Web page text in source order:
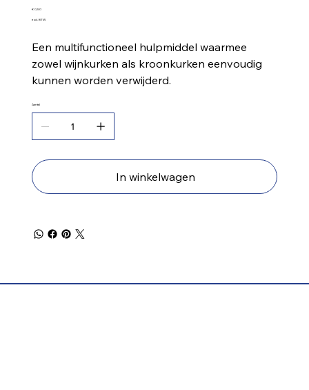
Prijs
€ 0,50
excl. BTW
Een multifunctioneel hulpmiddel waarmee
zowel wijnkurken als kroonkurken eenvoudig
kunnen worden verwijderd.
Aantal
In winkelwagen